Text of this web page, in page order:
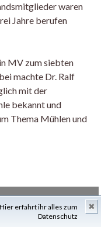
Hier erfahrt ihr alles zum
Datenschutz
✖
waren
Jahre berufen
MV zum siebten
machte Dr. Ralf
mit der
bekannt und
Thema Mühlen und